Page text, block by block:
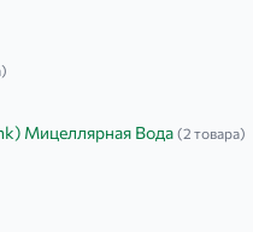
Мицеллярная Вода (2 товара)